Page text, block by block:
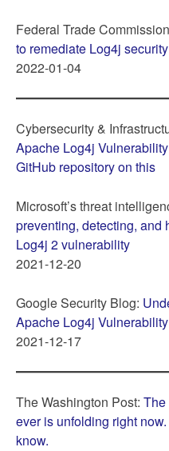
Federal Trade
to remediate Log4j
2022-01-04
Cybersecurity &
Apache Log4j
GitHub repository on this
Microsoft’s threat
preventing, detecting, and
Log4j 2 vulnerability
2021-12-20
Google Security Blog:
Apache Log4j Vulnerability
2021-12-17
The Washington Post: The
ever is unfolding right
know.